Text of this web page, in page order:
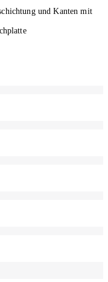
und Kanten mit
bietet Platz für 3
spielbereit